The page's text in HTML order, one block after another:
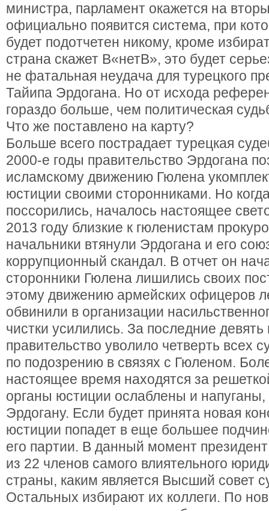
министра, парламент окажется на
официально появится система, при
будет подотчетен никому, кроме
страна скажет В«нетВ», это будет
не фатальная неудача для турецкого
Тайипа Эрдогана. Но от исхода
гораздо больше, чем политическая
Что же поставлено на карту?
Больше всего пострадает турецкая
2000-е годы правительство Эрдогана
исламскому движению Гюлена
юстиции своими сторонниками. Но
поссорились, началось настоящее
2013 году близкие к гюленистам
начальники втянули Эрдогана и его
коррупционный скандал. В отчет он
сторонники Гюлена лишились своих
этому движению армейских офицеров
обвинили в организации
чистки усилились. За последние
правительство уволило четверть всех
по подозрению в связях с Гюленом.
настоящее время находятся за
органы юстиции ослаблены и напуганы,
Эрдогану. Если будет принята новая
юстиции попадет в еще большее
его партии. В данный момент
из 22 членов самого влиятельного
страны, каким является Высший совет
Остальных избирают их коллеги. По